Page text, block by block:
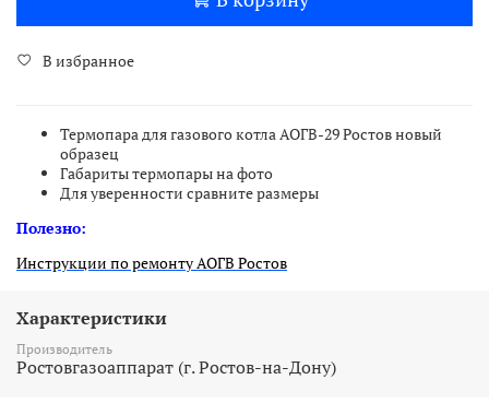
В избранное
Термопара для газового котла АОГВ-29 Ростов новый
образец
Габариты термопары на фото
Для уверенности сравните размеры
Полезно:
Инструкции по ремонту АОГВ Ростов
Характеристики
Производитель
Ростовгазоаппарат (г. Ростов-на-Дону)